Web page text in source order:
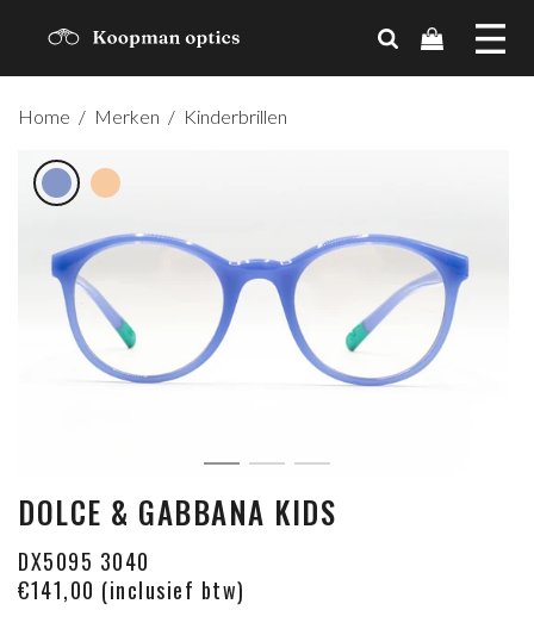
MERKEN
TRENDS
OVER ONS
CONTACT
ACCOUNT
Home / Merken / Kinderbrillen
DOLCE & GABBANA KIDS
DX5095 3040
€141,00 (inclusief btw)